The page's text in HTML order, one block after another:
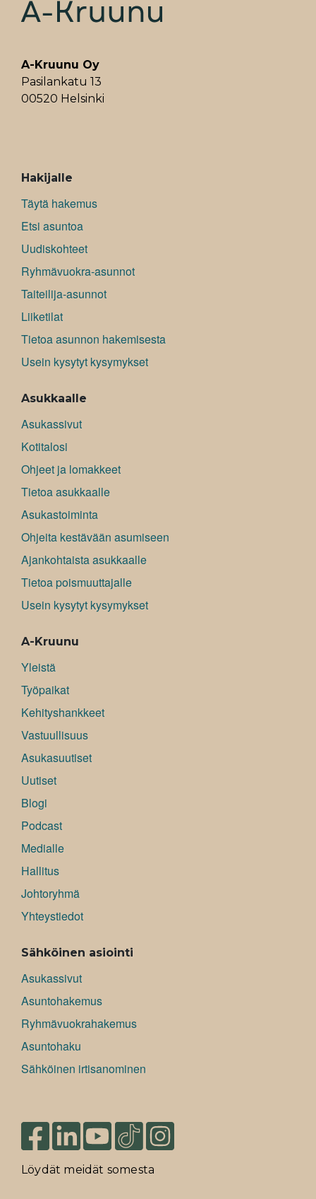
A-Kruunu Oy
Pasilankatu 13
00520 Helsinki
ALAVALIKKO
Hakijalle
Täytä hakemus
Etsi asuntoa
Uudiskohteet
Ryhmävuokra-asunnot
Taiteilija-asunnot
Liiketilat
Tietoa asunnon hakemisesta
Usein kysytyt kysymykset
Asukkaalle
Asukassivut
Kotitalosi
Ohjeet ja lomakkeet
Tietoa asukkaalle
Asukastoiminta
Ohjeita kestävään asumiseen
Ajankohtaista asukkaalle
Tietoa poismuuttajalle
Usein kysytyt kysymykset
A-Kruunu
Yleistä
Työpaikat
Kehityshankkeet
Vastuullisuus
Asukasuutiset
Uutiset
Blogi
Podcast
Medialle
Hallitus
Johtoryhmä
Yhteystiedot
Sähköinen asiointi
Asukassivut
Asuntohakemus
Ryhmävuokrahakemus
Asuntohaku
Sähköinen irtisanominen
Löydät meidät somesta